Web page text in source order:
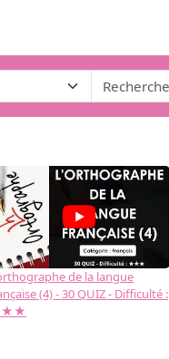
de la langue
(4) - 30 QUIZ - Difficulté :